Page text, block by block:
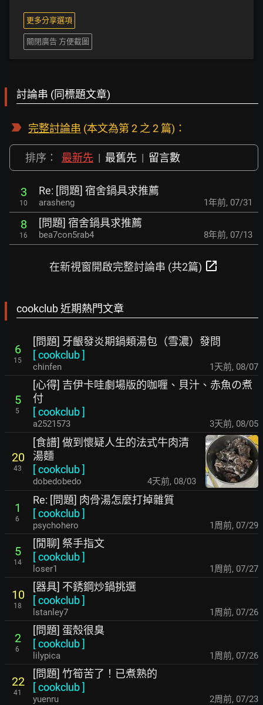
更多分享選項
關閉廣告 方便截圖
討論串 (同標題文章)
完整討論串 (本文為第 2 之 2 篇)：
排序： 最新先 | 最舊先 | 留言數
3
10
Re: [問題] 宿舍鍋具求推薦
arasheng 1年前, 07/31
8
16
[問題] 宿舍鍋具求推薦
bea7con5rab4 8年前, 07/13
在新視窗開啟完整討論串 (共2篇) open_in_new
cookclub 近期熱門文章
6
15
[問題] 牙齦發炎期鍋類湯包（雪濃）發問
[cookclub]
chinfen 1天前, 08/07
5
5
[心得] 吉伊卡哇劇場版的咖喱、貝汁、赤魚の煮
付
[cookclub]
a2521573 3天前, 08/05
20
43
[食譜] 做到懷疑人生的法式牛肉清
湯麵
[cookclub]
dobedobedo 4天前, 08/03
1
6
Re: [問題] 肉骨湯怎麼打掉雜質
[cookclub]
psychohero 1周前, 07/29
5
14
[閒聊] 祭手指文
[cookclub]
loser1 1周前, 07/27
10
18
[器具] 不銹鋼炒鍋挑選
[cookclub]
lstanley7 1周前, 07/26
2
6
[問題] 蛋殼很臭
[cookclub]
lilypica 1周前, 07/26
22
41
[問題] 竹筍苦了！已煮熟的
[cookclub]
yuenru 2周前, 07/23